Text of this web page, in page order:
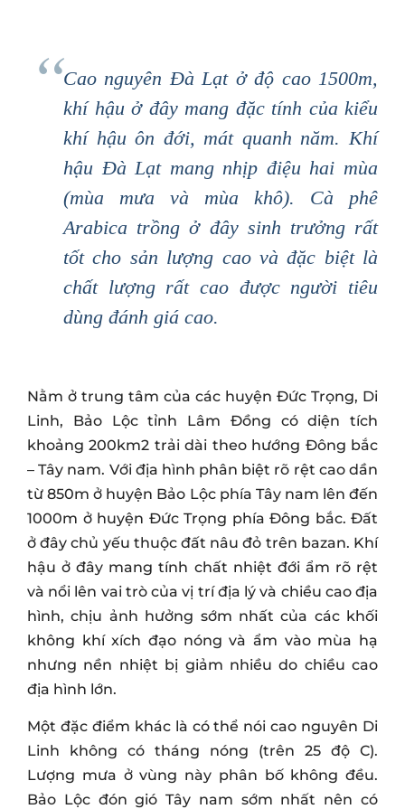
Cao nguyên Đà Lạt ở độ cao 1500m,
khí hậu ở đây mang đặc tính của kiểu
khí hậu ôn đới, mát quanh năm. Khí
hậu Đà Lạt mang nhịp điệu hai mùa
(mùa mưa và mùa khô). Cà phê
Arabica trồng ở đây sinh trưởng rất
tốt cho sản lượng cao và đặc biệt là
chất lượng rất cao được người tiêu
dùng đánh giá cao.
Nằm ở trung tâm của các huyện Đức Trọng, Di
Linh, Bảo Lộc tỉnh Lâm Đồng có diện tích
khoảng 200km2 trải dài theo hướng Đông bắc
– Tây nam. Với địa hình phân biệt rõ rệt cao dần
từ 850m ở huyện Bảo Lộc phía Tây nam lên đến
1000m ở huyện Đức Trọng phía Đông bắc. Đất
ở đây chủ yếu thuộc đất nâu đỏ trên bazan. Khí
hậu ở đây mang tính chất nhiệt đới ẩm rõ rệt
và nổi lên vai trò của vị trí địa lý và chiều cao địa
hình, chịu ảnh hưởng sớm nhất của các khối
không khí xích đạo nóng và ẩm vào mùa hạ
nhưng nền nhiệt bị giảm nhiều do chiều cao
địa hình lớn.
Một đặc điểm khác là có thể nói cao nguyên Di
Linh không có tháng nóng (trên 25 độ C).
Lượng mưa ở vùng này phân bố không đều.
Bảo Lộc đón gió Tây nam sớm nhất nên có